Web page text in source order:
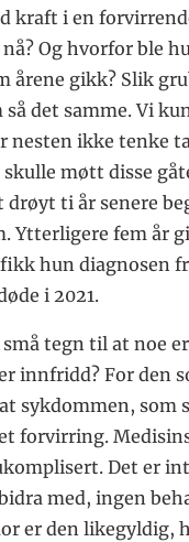
kraft i en
Og hvorfor ble
årene gikk? Slik
det samme. Vi
nesten ikke tenke
møtt disse
ti år senere
Ytterligere fem år
hun diagnosen
i 2021.
tegn til at noe
innfridd? For den
sykdommen, som
forvirring.
Det er
med, ingen
er den likegyldig,